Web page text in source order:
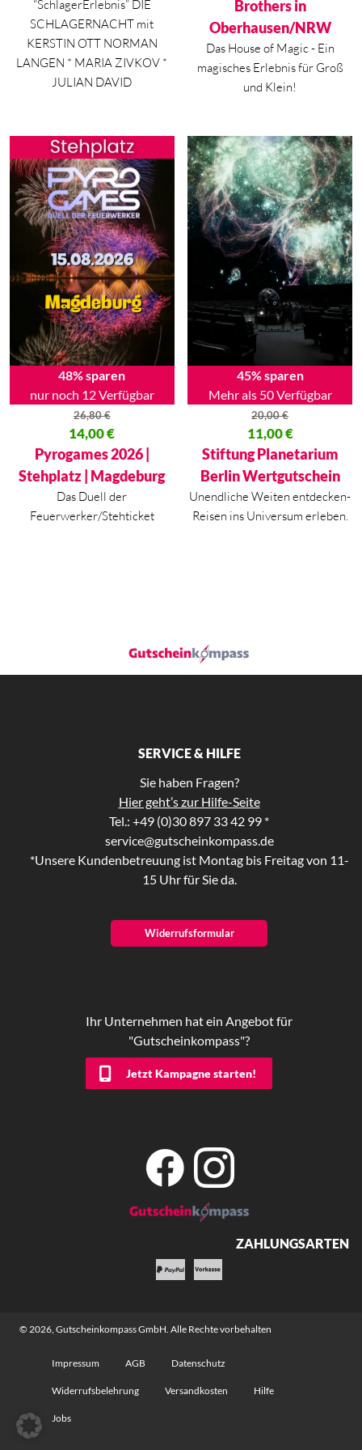
“SchlagerErlebnis” DIE
SCHLAGERNACHT mit
KERSTIN OTT NORMAN
LANGEN * MARIA ZIVKOV *
JULIAN DAVID
Brothers in
Oberhausen/NRW
Das House of Magic - Ein
magisches Erlebnis für Groß
und Klein!
48% sparen
nur noch 12 Verfügbar
26,80€
Ursprünglicher Preis war: 26,80 €
14,00€
Aktueller Preis ist: 14,00 €.
Pyrogames 2026 |
Stehplatz | Magdeburg
Das Duell der
Feuerwerker/Stehticket
45% sparen
Mehr als 50 Verfügbar
20,00€
Ursprünglicher Preis war:
11,00€
Aktueller Preis ist: 11,00 €.
Stiftung Planetarium
Berlin Wertgutschein
Unendliche Weiten entdecken-
Reisen ins Universum erleben.
SERVICE & HILFE
Sie haben Fragen?
Hier geht’s zur Hilfe-Seite
Tel.: +49 (0)30 897 33 42 99 *
service@gutscheinkompass.de
*Unsere Kundenbetreuung ist Montag bis Freitag von 11-
15 Uhr für Sie da.
Widerrufsformular
Ihr Unternehmen hat ein Angebot für
"Gutscheinkompass"?
Jetzt Kampagne starten!
ZAHLUNGSARTEN
© 2026, Gutscheinkompass GmbH . Alle Rechte vorbehalten
Impressum AGB Datenschutz
Widerrufsbelehrung Versandkosten Hilfe
Jobs